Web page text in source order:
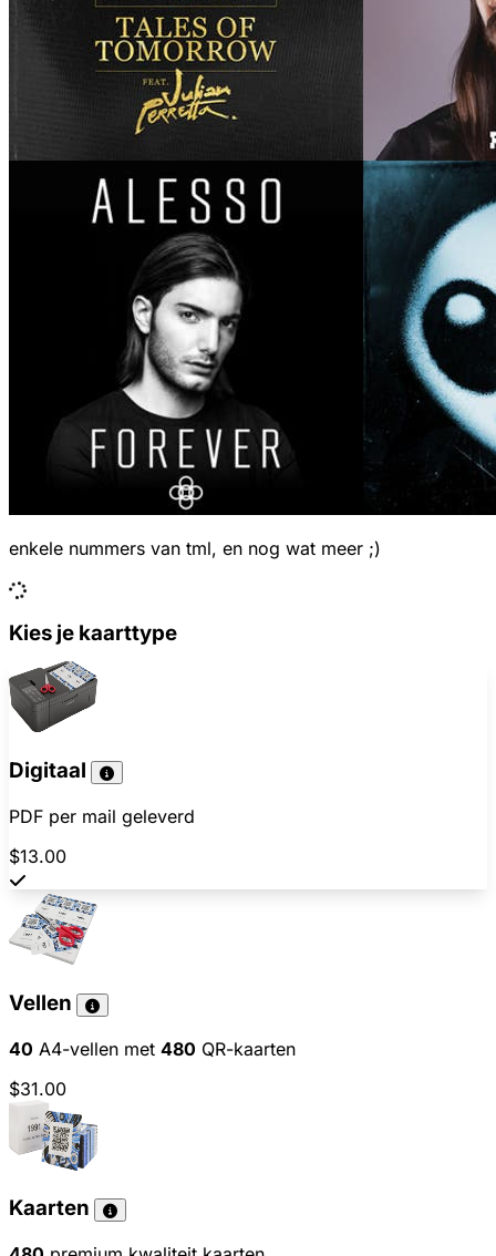
enkele nummers van tml, en nog wat meer ;)
Kies je kaarttype
Digitaal
PDF per mail geleverd
$13.00
Vellen
40 A4-vellen met 480 QR-kaarten
$31.00
Kaarten